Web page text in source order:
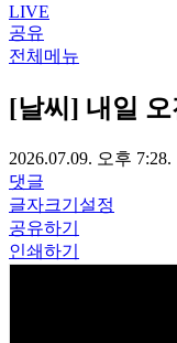
LIVE
공유
전체메뉴
[날씨] 내일
2026.07.09. 오후 7:28.
댓글
글자크기설정
공유하기
인쇄하기